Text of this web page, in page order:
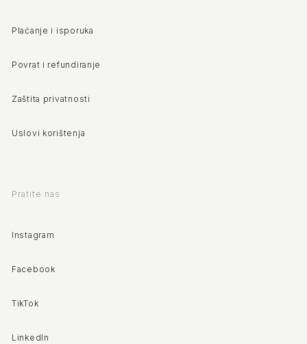
Plaćanje i isporuka
Povrat i refundiranje
Zaštita privatnosti
Uslovi korištenja
Pratite nas
Instagram
Facebook
TikTok
LinkedIn